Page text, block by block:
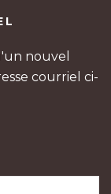
nouvel
courriel ci-